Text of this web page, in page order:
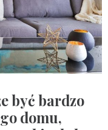
być bardzo
domu,